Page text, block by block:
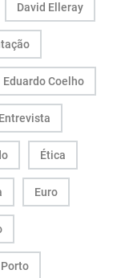
David Elleray
Eduardo Coelho
Entrevista
Ética
Euro
Porto